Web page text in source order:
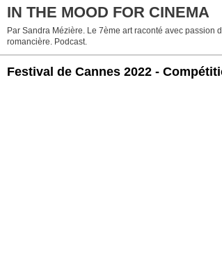
IN THE MOOD FOR CINEMA
Par Sandra Mézière. Le 7ème art raconté avec
romancière. Podcast.
Festival de Cannes 2022 -